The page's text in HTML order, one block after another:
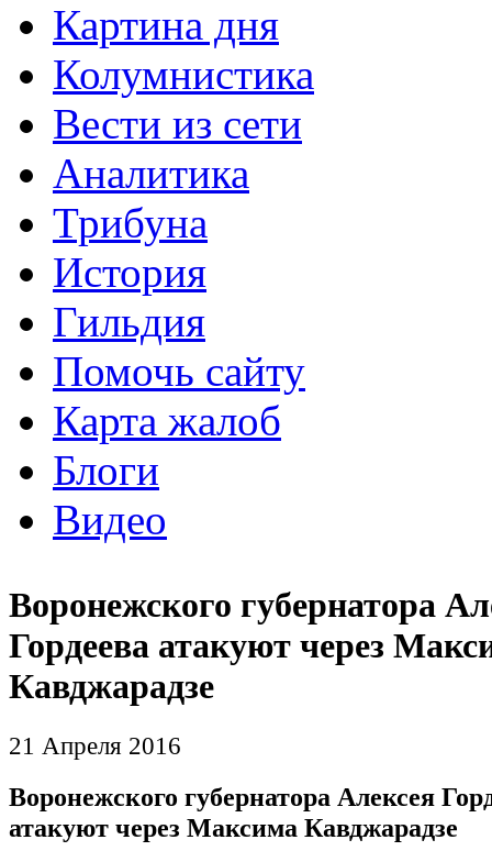
Картина дня
Колумнистика
Вести из сети
Аналитика
Трибуна
История
Гильдия
Помочь сайту
Карта жалоб
Блоги
Видео
Воронежского губернатора
Гордеева атакуют через
Кавджарадзе
21 Апреля 2016
Воронежского губернатора Алексея
атакуют через Максима Кавджарадзе